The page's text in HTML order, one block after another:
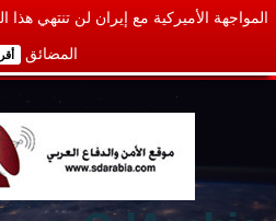
المواجهة الأميركية مع إيران لن تنتهي هذا
المضائق